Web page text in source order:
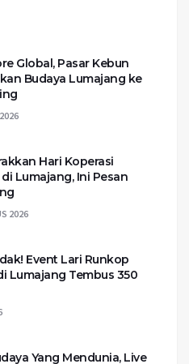
Global, Pasar Kebun
Budaya Lumajang ke
Hari Koperasi
Lumajang, Ini Pesan
2026
Event Lari Runkop
Lumajang Tembus 350
Yang Mendunia, Live